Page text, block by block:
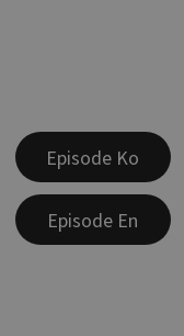
Episode Ko
Episode En